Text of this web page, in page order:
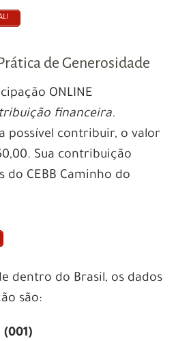
de Generosidade
ONLINE
financeira.
possível contribuir, o valor
Sua contribuição
do CEBB Caminho do
dentro do Brasil, os dados
são: